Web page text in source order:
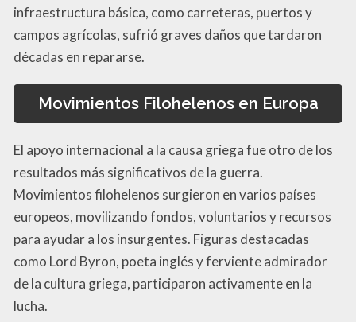
infraestructura básica, como carreteras, puertos y
campos agrícolas, sufrió graves daños que tardaron
décadas en repararse.
Movimientos Filohelenos en Europa
El apoyo internacional a la causa griega fue otro de los
resultados más significativos de la guerra.
Movimientos filohelenos surgieron en varios países
europeos, movilizando fondos, voluntarios y recursos
para ayudar a los insurgentes. Figuras destacadas
como Lord Byron, poeta inglés y ferviente admirador
de la cultura griega, participaron activamente en la
lucha.